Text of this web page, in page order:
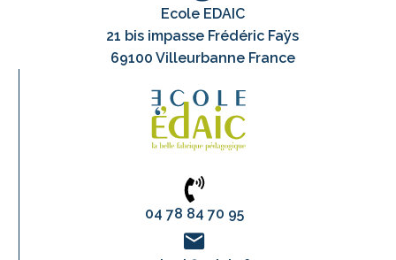
Ecole EDAIC
21 bis impasse Frédéric Faÿs
69100 Villeurbanne France
04 78 84 70 95